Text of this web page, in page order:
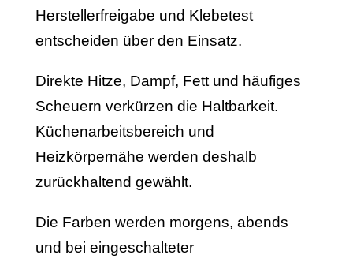
Herstellerfreigabe und Klebetest
entscheiden über den Einsatz.
Direkte Hitze, Dampf, Fett und häufiges
Scheuern verkürzen die Haltbarkeit.
Küchenarbeitsbereich und
Heizkörpernähe werden deshalb
zurückhaltend gewählt.
Die Farben werden morgens, abends
und bei eingeschalteter